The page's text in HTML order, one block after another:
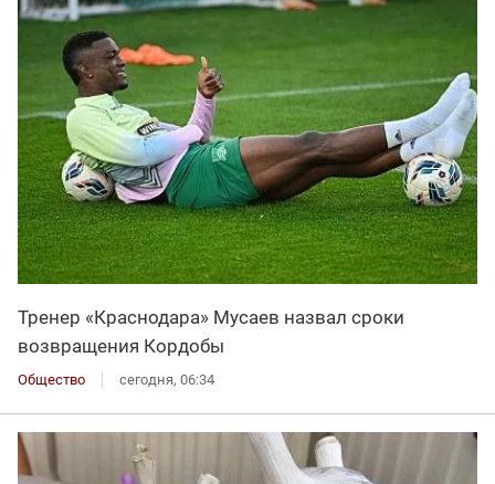
Тренер «Краснодара» Мусаев назвал сроки
возвращения Кордобы
Общество сегодня, 06:34